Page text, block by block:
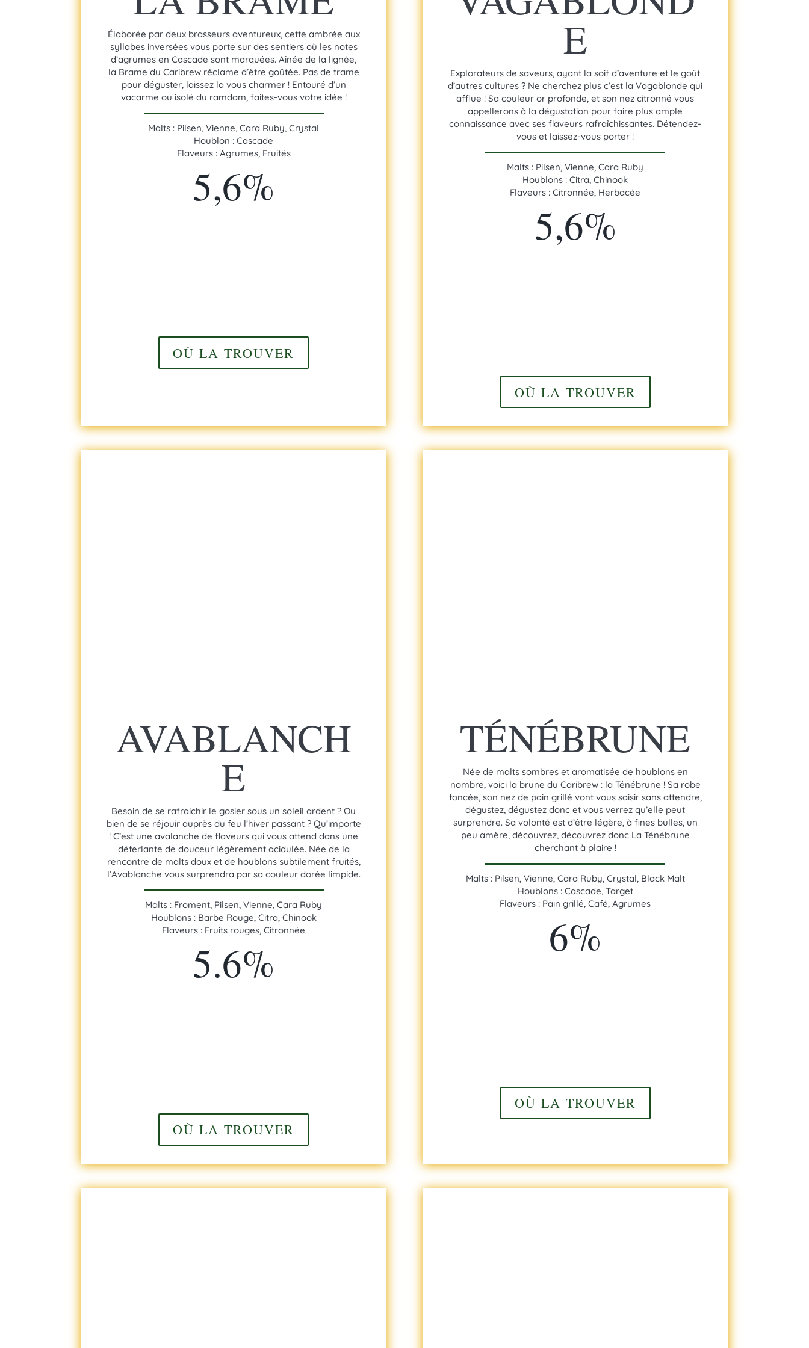
Élaborée par deux brasseurs aventureux, cette ambrée aux
syllabes inversées vous porte sur des sentiers où les notes
d’agrumes en Cascade sont marquées. Aînée de la lignée,
la Brame du Caribrew réclame d’être goûtée. Pas de trame
pour déguster, laissez la vous charmer ! Entouré d’un
vacarme ou isolé du ramdam, faites-vous votre idée !
Malts : Pilsen, Vienne, Cara Ruby, Crystal
Houblon : Cascade
Flaveurs : Agrumes, Fruités
5,6%
OÙ LA TROUVER
E
Explorateurs de saveurs, ayant la soif d’aventure et le goût
d’autres cultures ? Ne cherchez plus c’est la Vagablonde qui
afflue ! Sa couleur or profonde, et son nez citronné vous
appellerons à la dégustation pour faire plus ample
connaissance avec ses flaveurs rafraîchissantes. Détendez-
vous et laissez-vous porter !
Malts : Pilsen, Vienne, Cara Ruby
Houblons : Citra, Chinook
Flaveurs : Citronnée, Herbacée
5,6%
OÙ LA TROUVER
AVABLANCH
E
Besoin de se rafraichir le gosier sous un soleil ardent ? Ou
bien de se réjouir auprès du feu l’hiver passant ? Qu’importe
! C’est une avalanche de flaveurs qui vous attend dans une
déferlante de douceur légèrement acidulée. Née de la
rencontre de malts doux et de houblons subtilement fruités,
l’Avablanche vous surprendra par sa couleur dorée limpide.
Malts : Froment, Pilsen, Vienne, Cara Ruby
Houblons : Barbe Rouge, Citra, Chinook
Flaveurs : Fruits rouges, Citronnée
5.6%
OÙ LA TROUVER
TÉNÉBRUNE
Née de malts sombres et aromatisée de houblons en
nombre, voici la brune du Caribrew : la Ténébrune ! Sa robe
foncée, son nez de pain grillé vont vous saisir sans attendre,
dégustez, dégustez donc et vous verrez qu’elle peut
surprendre. Sa volonté est d’être légère, à fines bulles, un
peu amère, découvrez, découvrez donc La Ténébrune
cherchant à plaire !
Malts : Pilsen, Vienne, Cara Ruby, Crystal, Black Malt
Houblons : Cascade, Target
Flaveurs : Pain grillé, Café, Agrumes
6%
OÙ LA TROUVER